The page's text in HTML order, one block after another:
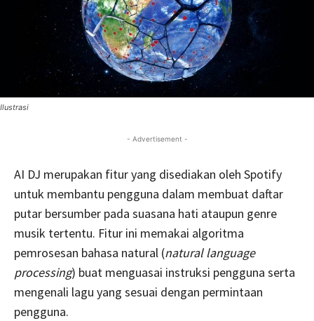
Ilustrasi
- Advertisement -
AI DJ merupakan fitur yang disediakan oleh Spotify
untuk membantu pengguna dalam membuat daftar
putar bersumber pada suasana hati ataupun genre
musik tertentu. Fitur ini memakai algoritma
pemrosesan bahasa natural (natural language
processing) buat menguasai instruksi pengguna serta
mengenali lagu yang sesuai dengan permintaan
pengguna.